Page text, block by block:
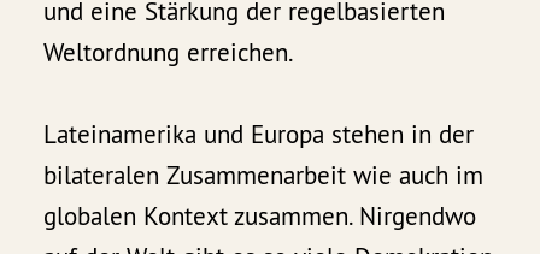
und eine Stärkung der regelbasierten
Weltordnung erreichen.
Lateinamerika und Europa stehen in der
bilateralen Zusammenarbeit wie auch im
globalen Kontext zusammen. Nirgendwo